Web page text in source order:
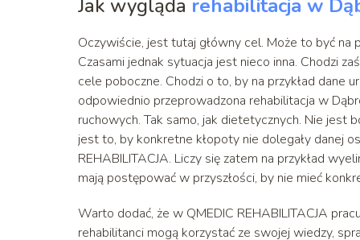
Jak wygląda rehabilitacja w
Oczywiście, jest tutaj główny cel. Może to być na
Czasami jednak sytuacja jest nieco inna. Chodzi
cele poboczne. Chodzi o to, by na przykład dane
odpowiednio przeprowadzona rehabilitacja w
ruchowych. Tak samo, jak dietetycznych. Nie jest
jest to, by konkretne kłopoty nie dolegały danej
REHABILITACJA. Liczy się zatem na przykład
mają postępować w przyszłości, by nie mieć
Warto dodać, że w QMEDIC REHABILITACJA
rehabilitanci mogą korzystać ze swojej wiedzy,